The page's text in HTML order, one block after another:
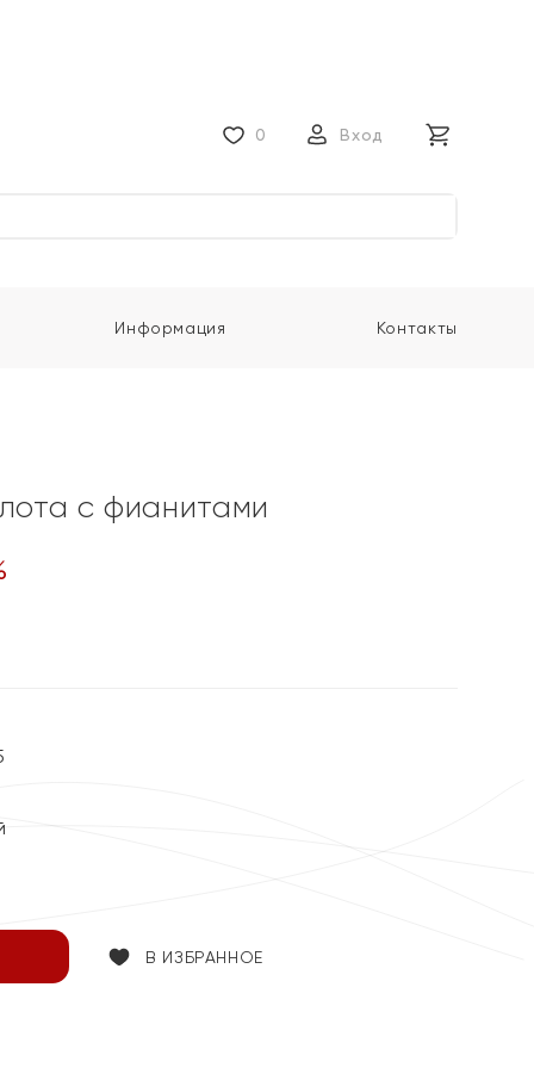
0 Вход
Информация Контакты
с фианитами
В ИЗБРАННОЕ